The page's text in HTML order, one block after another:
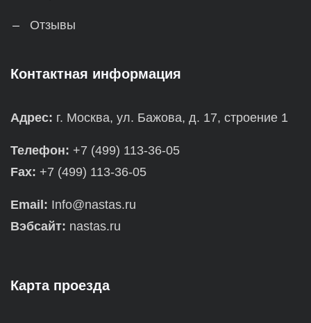
Отзывы
Контактная информация
Адрес: г. Москва, ул. Бажова, д. 17, строение 1
Телефон: +7 (499) 113-36-05
Fax: +7 (499) 113-36-05
Email: Info@nastas.ru
Вэбсайт: nastas.ru
Карта проезда